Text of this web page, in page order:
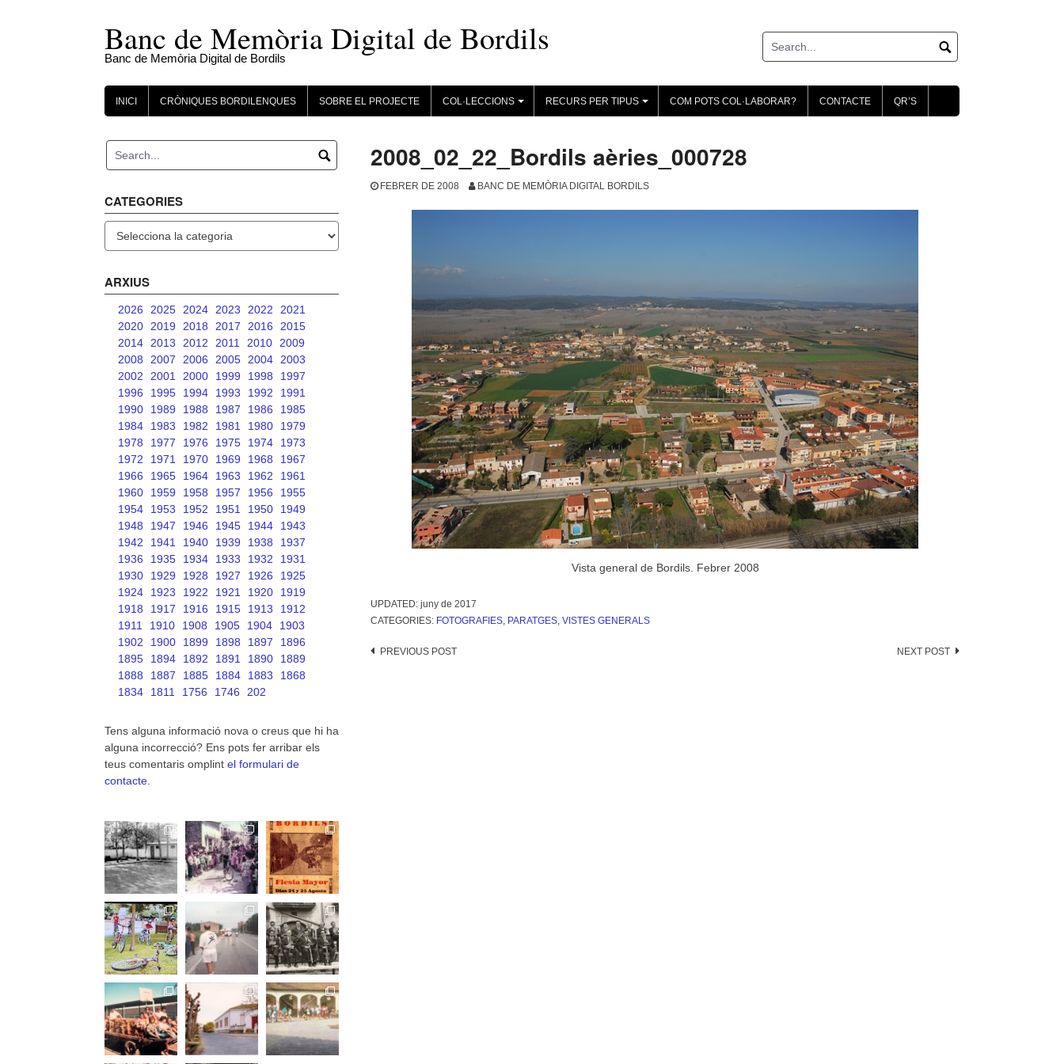
Banc de Memòria Digital de Bordils
Banc de Memòria Digital de Bordils
INICI CRÒNIQUES BORDILENQUES SOBRE EL PROJECTE
+
COL·LECCIONS
+
RECURS PER TIPUS COM POTS COL·LABORAR? CONTACTE QR’S
2008_02_22_Bordils aèries_000728
FEBRER DE 2008 BANC DE MEMÒRIA DIGITAL BORDILS
Vista general de Bordils. Febrer 2008
UPDATED: juny de 2017
CATEGORIES: FOTOGRAFIES, PARATGES, VISTES GENERALS
Post
PREVIOUS POST NEXT POST
CATEGORIES
ARXIUS
2026 2025 2024 2023 2022
2021
2020
2019 2018 2017 2016
2015
2014
2013 2012 2011 2010
2009
2008
2007 2006 2005 2004
2003
2002
2001 2000 1999 1998
1997
1996
1995 1994 1993 1992
1991
1990
1989 1988 1987 1986
1985
1984
1983 1982 1981 1980
1979
1978
1977 1976 1975 1974
1973
1972
1971 1970 1969 1968
1967
1966
1965 1964 1963 1962
1961
1960
1959 1958 1957 1956
1955
1954
1953 1952 1951 1950
1949
1948
1947 1946 1945 1944
1943
1942
1941 1940 1939 1938
1937
1936
1935 1934 1933 1932
1931
1930
1929 1928 1927 1926
1925
1924
1923 1922 1921 1920
1919
1918
1917 1916 1915 1913
1912
1911
1910 1908 1905 1904
1903
1902
1900 1899 1898 1897
1896
1895
1894 1892 1891 1890
1889
1888
1887 1885 1884 1883
1868
1834
1811 1756 1746 202
Tens alguna informació nova o creus que hi ha
alguna incorrecció? Ens pots fer arribar els
teus comentaris omplint el formulari de
contacte